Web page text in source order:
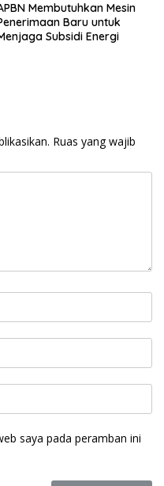
Membutuhkan Mesin
Baru untuk
Subsidi Energi
Ruas yang wajib
saya pada peramban ini